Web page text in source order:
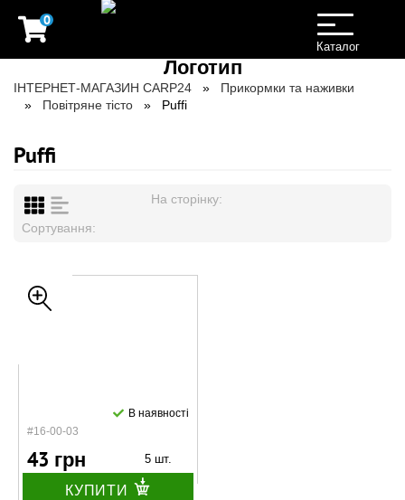
0
Toggle
navigation
Каталог
ІНТЕРНЕТ-МАГАЗИН CARP24
Прикормки та наживки
Повітряне тісто
Puffi
Puffi
На сторінку:
Сортування:
#16-00-03
В наявності
43 грн 5 шт.
КУПИТИ